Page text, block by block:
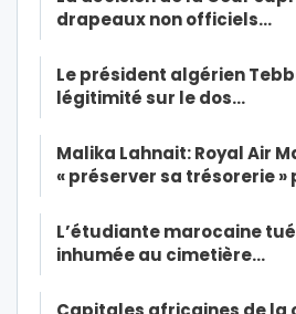
drapeaux non officiels…
Le président algérien
légitimité sur le dos…
Malika Lahnait: Royal Air
« préserver sa trésorerie »
L’étudiante marocaine
inhumée au cimetière…